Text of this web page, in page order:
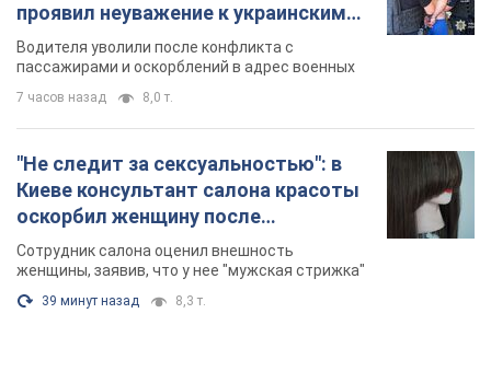
проявил неуважение к украинским
военным и поплатился за это.
Видео
Водителя уволили после конфликта с
пассажирами и оскорблений в адрес военных
7 часов назад 8,0 т.
"Не следит за сексуальностью": в
Киеве консультант салона красоты
оскорбил женщину после
химиотерапии, разгорелся скандал.
Фото
Сотрудник салона оценил внешность
женщины, заявив, что у нее "мужская стрижка"
39 минут назад 8,3 т.